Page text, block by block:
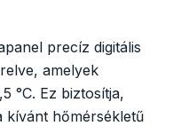
precíz digitális
amelyek
°C. Ez biztosítja,
kívánt hőmérsékletű